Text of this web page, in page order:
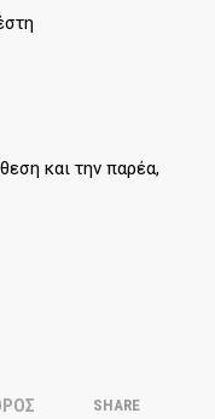
και την παρέα,
SHARE